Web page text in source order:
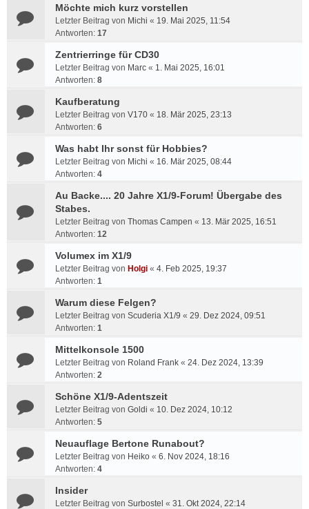
Möchte mich kurz vorstellen
Letzter Beitrag von Michi « 19. Mai 2025, 11:54
Antworten: 17
Zentrierringe für CD30
Letzter Beitrag von Marc « 1. Mai 2025, 16:01
Antworten: 8
Kaufberatung
Letzter Beitrag von V170 « 18. Mär 2025, 23:13
Antworten: 6
Was habt Ihr sonst für Hobbies?
Letzter Beitrag von Michi « 16. Mär 2025, 08:44
Antworten: 4
Au Backe.... 20 Jahre X1/9-Forum! Übergabe des
Stabes.
Letzter Beitrag von Thomas Campen « 13. Mär 2025, 16:51
Antworten: 12
Volumex im X1/9
Letzter Beitrag von Holgi « 4. Feb 2025, 19:37
Antworten: 1
Warum diese Felgen?
Letzter Beitrag von Scuderia X1/9 « 29. Dez 2024, 09:51
Antworten: 1
Mittelkonsole 1500
Letzter Beitrag von Roland Frank « 24. Dez 2024, 13:39
Antworten: 2
Schöne X1/9-Adentszeit
Letzter Beitrag von Goldi « 10. Dez 2024, 10:12
Antworten: 5
Neuauflage Bertone Runabout?
Letzter Beitrag von Heiko « 6. Nov 2024, 18:16
Antworten: 4
Insider
Letzter Beitrag von Surbostel « 31. Okt 2024, 22:14